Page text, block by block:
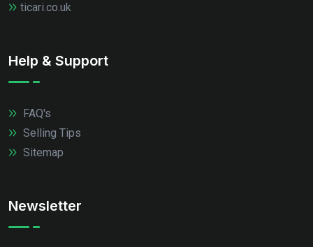
ticari.co.uk
Help & Support
FAQ's
Selling Tips
Sitemap
Newsletter